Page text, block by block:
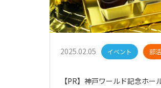
2025.02.05 イベント 部
【PR】神戸ワールド記念ホ